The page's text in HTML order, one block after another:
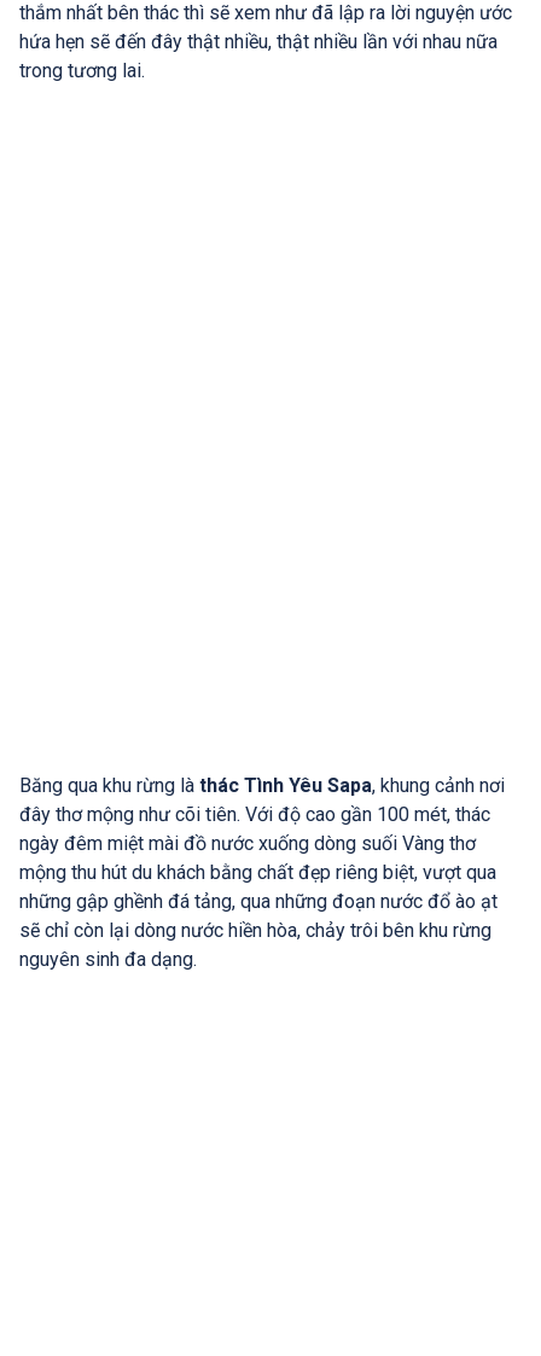
thắm nhất bên thác thì sẽ xem như đã lập ra lời nguyện ước
hứa hẹn sẽ đến đây thật nhiều, thật nhiều lần với nhau nữa
trong tương lai.
Băng qua khu rừng là thác Tình Yêu Sapa, khung cảnh nơi
đây thơ mộng như cõi tiên. Với độ cao gần 100 mét, thác
ngày đêm miệt mài đồ nước xuống dòng suối Vàng thơ
mộng thu hút du khách bằng chất đẹp riêng biệt, vượt qua
những gập ghềnh đá tảng, qua những đoạn nước đổ ào ạt
sẽ chỉ còn lại dòng nước hiền hòa, chảy trôi bên khu rừng
nguyên sinh đa dạng.